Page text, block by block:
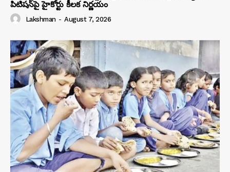
పిటిషన్‌పై హైకోర్టు కీలక నిర్ణయం
Lakshman - August 7, 2026